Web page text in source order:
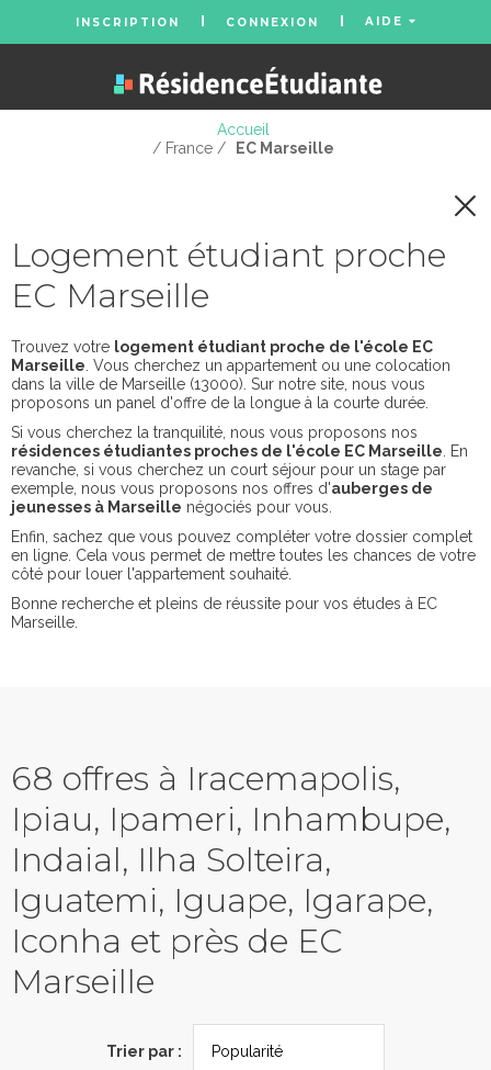
INSCRIPTION CONNEXION AIDE
Accueil
/ France /
EC Marseille
Logement étudiant proche
EC Marseille
Trouvez votre logement étudiant proche de l'école EC
Marseille . Vous cherchez un appartement ou une colocation
dans la ville de Marseille (13000). Sur notre site, nous vous
proposons un panel d'offre de la longue à la courte durée.
Si vous cherchez la tranquilité, nous vous proposons nos
résidences étudiantes proches de l'école EC Marseille . En
revanche, si vous cherchez un court séjour pour un stage par
exemple, nous vous proposons nos offres d'auberges de
jeunesses à Marseille négociés pour vous.
Enfin, sachez que vous pouvez compléter votre dossier complet
en ligne. Cela vous permet de mettre toutes les chances de votre
côté pour louer l'appartement souhaité.
Bonne recherche et pleins de réussite pour vos études à EC
Marseille.
68 offres à Iracemapolis,
Ipiau, Ipameri, Inhambupe,
Indaial, Ilha Solteira,
Iguatemi, Iguape, Igarape,
Iconha et près de EC
Marseille
Trier par :